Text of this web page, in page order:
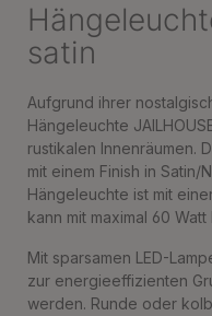
satin
Aufgrund ihrer
Hängeleuchte
rustikalen Innenräumen.
mit einem Finish in Satin/
Hängeleuchte ist mit
kann mit maximal 60
Mit sparsamen LED-
zur energieeffizienten
werden. Runde oder